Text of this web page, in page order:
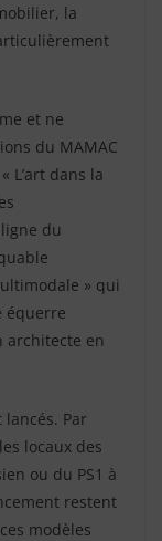
la
et ne
du MAMAC
L’art dans la
du
» qui
équerre
architecte en
lancés. Par
locaux des
ou du PS1 à
restent
modèles